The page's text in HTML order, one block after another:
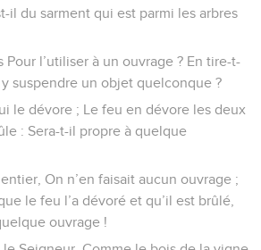
il du sarment qui est parmi les arbres
Pour l’utiliser à un ouvrage ? En tire-t-
suspendre un objet quelconque ?
le dévore ; Le feu en dévore les deux
: Sera-t-il propre à quelque
On n’en faisait aucun ouvrage ;
le feu l’a dévoré et qu’il est brûlé,
ouvrage !